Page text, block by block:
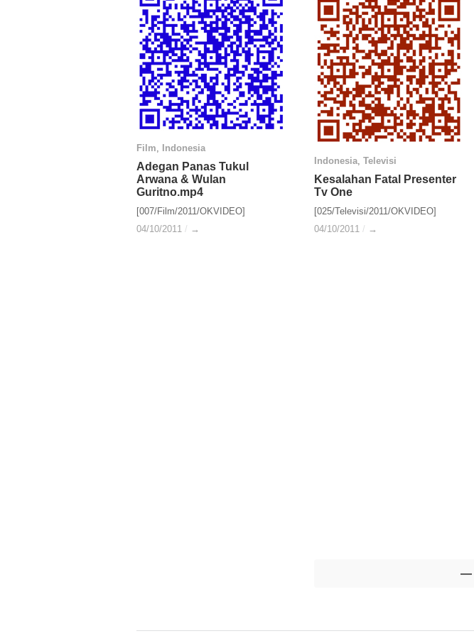
Film, Indonesia
Adegan Panas Tukul
Arwana & Wulan
Guritno.mp4
[007/Film/2011/OKVIDEO]
04/10/2011 / →
Film Indonesia
Adegan Panas Tukul
Arwana & Wulan
Guritno.mp4
04/10/2011 / →
Indonesia, Televisi
Kesalahan Fatal Presenter
Tv One
[025/Televisi/2011/OKVIDEO]
04/10/2011 / →
Indonesia Televisi
Kesalahan Fatal Presenter
Tv One
04/10/2011 / →
—